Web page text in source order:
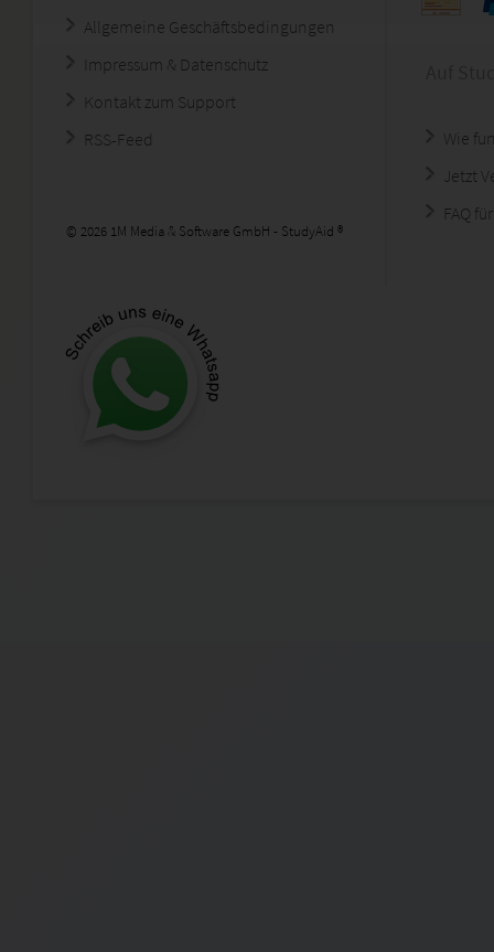
Allgemeine Geschäftsbedingungen
Impressum & Datenschutz
Kontakt zum Support
RSS-Feed
© 2026 1M Media & Software GmbH - StudyAid ®
Wie
Jetzt
FAQ